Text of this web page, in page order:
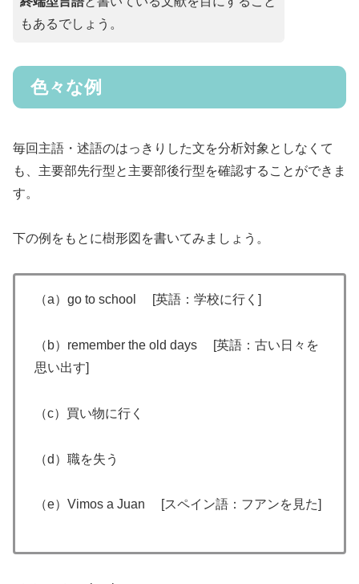
もあるでしょう。
色々な例
毎回主語・述語のはっきりした文を分析対象としなくて
も、主要部先行型と主要部後行型を確認することができま
す。
下の例をもとに樹形図を書いてみましょう。
（a）go to school [英語：学校に行く]
（b）remember the old days [英語：古い日々を
思い出す]
（c）買い物に行く
（d）職を失う
（e）Vimos a Juan [スペイン語：フアンを見た]